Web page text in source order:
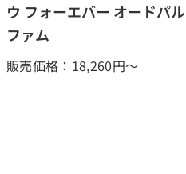
ウ フォーエバー オードパル
ファム
販売価格：18,260円～